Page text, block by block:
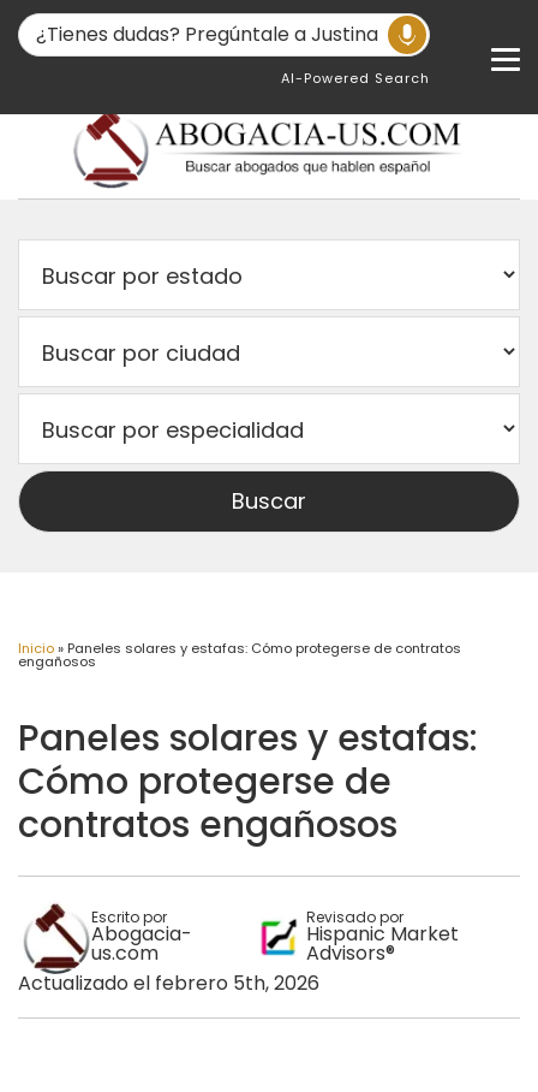
AI-Powered Search
Inicio» Paneles solares y estafas: Cómo protegerse de contratos
engañosos
Paneles solares y estafas:
Cómo protegerse de
contratos engañosos
Escrito por
Abogacia-
us.com
Revisado por
Hispanic Market
Advisors®
Actualizado el febrero 5th, 2026